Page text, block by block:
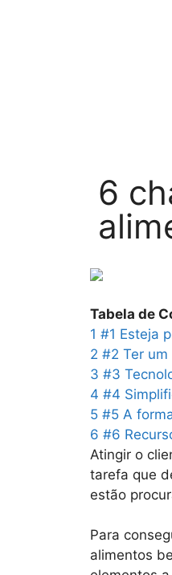
6
Tabela de
1 #1 Esteja
2 #2 Ter
3 #3
4 #4
5 #5 A
6 #6
Atingir o
tarefa que
estão
Para
alimentos